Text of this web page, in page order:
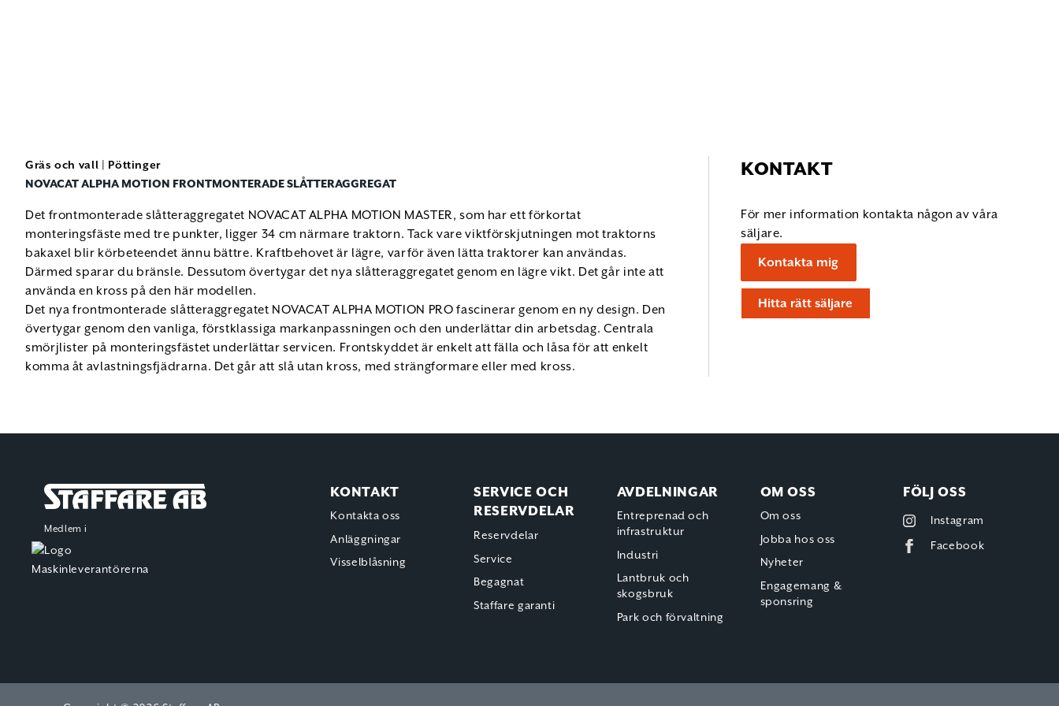
Gräs och vall
Pöttinger
NOVACAT ALPHA MOTION FRONTMONTERADE SLÅTTERAGGREGAT
Det frontmonterade slåtteraggregatet NOVACAT ALPHA MOTION MASTER, som har ett förkortat
monteringsfäste med tre punkter, ligger 34 cm närmare traktorn. Tack vare viktförskjutningen mot traktorns
bakaxel blir körbeteendet ännu bättre. Kraftbehovet är lägre, varför även lätta traktorer kan användas.
Därmed sparar du bränsle. Dessutom övertygar det nya slåtteraggregatet genom en lägre vikt. Det går inte att
använda en kross på den här modellen.
Det nya frontmonterade slåtteraggregatet NOVACAT ALPHA MOTION PRO fascinerar genom en ny design. Den
övertygar genom den vanliga, förstklassiga markanpassningen och den underlättar din arbetsdag. Centrala
smörjlister på monteringsfästet underlättar servicen. Frontskyddet är enkelt att fälla och låsa för att enkelt
komma åt avlastningsfjädrarna. Det går att slå utan kross, med strängformare eller med kross.
KONTAKT
För mer information kontakta någon av våra
säljare.
Kontakta mig
Hitta rätt säljare
Staffare AB
Medlem i
KONTAKT
Kontakta oss
Anläggningar
Visselblåsning
SERVICE OCH
RESERVDELAR
Reservdelar
Service
Begagnat
Staffare garanti
AVDELNINGAR
Entreprenad och
infrastruktur
Industri
Lantbruk och
skogsbruk
Park och förvaltning
OM OSS
Om oss
Jobba hos oss
Nyheter
Engagemang &
sponsring
FÖLJ OSS
Instagram
Facebook